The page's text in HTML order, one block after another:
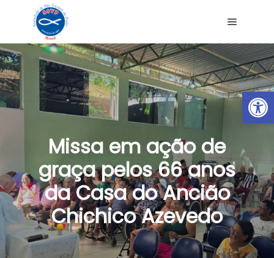
Missa em ação de
graça pelos 66 anos
da Casa do Ancião
Chichico Azevedo